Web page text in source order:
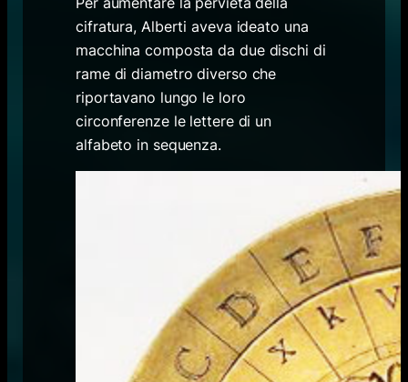
cifratura, Alberti aveva ideato una
macchina composta da due dischi di
rame di diametro diverso che
riportavano lungo le loro
circonferenze le lettere di un
alfabeto in sequenza.